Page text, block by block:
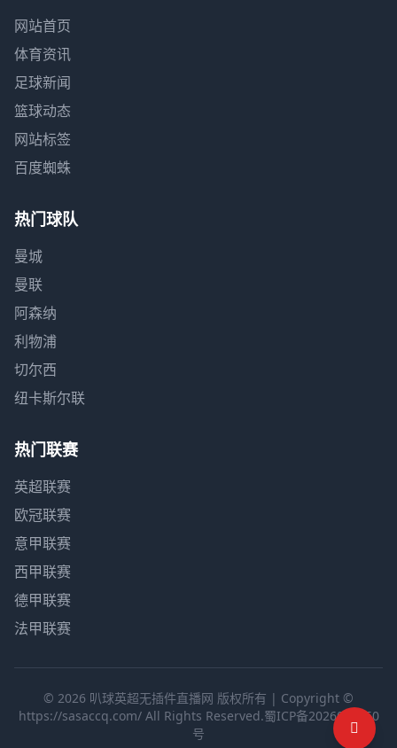
网站首页
体育资讯
足球新闻
篮球动态
网站标签
百度蜘蛛
热门球队
曼城
曼联
阿森纳
利物浦
切尔西
纽卡斯尔联
热门联赛
英超联赛
欧冠联赛
意甲联赛
西甲联赛
德甲联赛
法甲联赛
© 2026 叭球英超无插件直播网 版权所有 | Copyright ©
https://sasaccq.com/ All Rights Reserved.蜀ICP备2026002650
号